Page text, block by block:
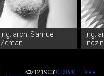
Ing. arch. Samuel
Zeman
Ing.
1219 0+28-0 Diela